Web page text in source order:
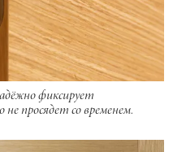
фиксирует
просядет со временем.